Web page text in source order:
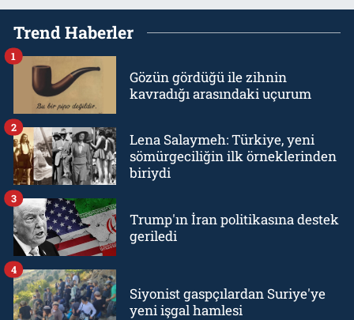
Trend Haberler
Gözün gördüğü ile zihnin
kavradığı arasındaki uçurum
1
Lena Salaymeh: Türkiye, yeni
sömürgeciliğin ilk örneklerinden
biriydi
2
Trump'ın İran politikasına destek
geriledi
3
Siyonist gaspçılardan Suriye'ye
yeni işgal hamlesi
4